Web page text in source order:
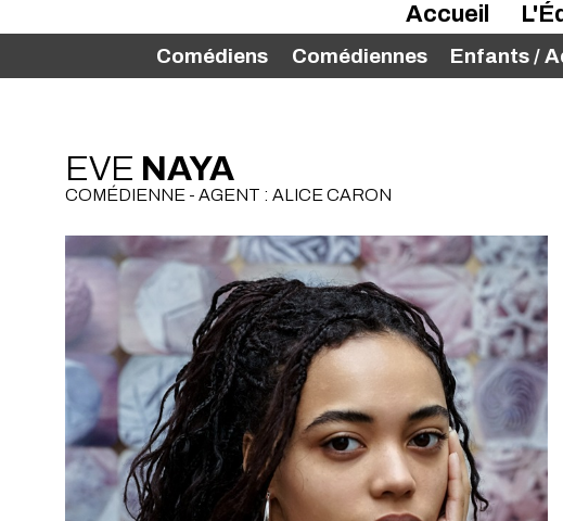
Accueil
Comédiens Comédiennes Enfants /
EVE NAYA
COMÉDIENNE - AGENT : ALICE CARON